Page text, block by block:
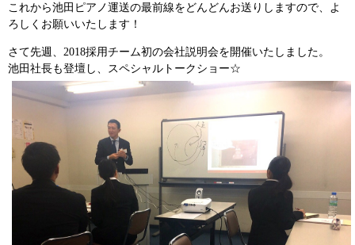
これから池田ピアノ運送の最前線をどんどんお送りしますので、よ
ろしくお願いいたします！
さて先週、2018採用チーム初の会社説明会を開催いたしました。
池田社長も登壇し、スペシャルトークショー☆